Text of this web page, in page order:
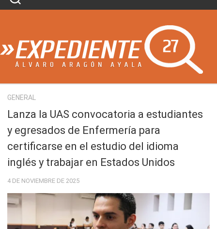
Skip
GENERAL
Lanza la UAS convocatoria a estudiantes
y egresados de Enfermería para
certificarse en el estudio del idioma
inglés y trabajar en Estados Unidos
4 DE NOVIEMBRE DE 2025